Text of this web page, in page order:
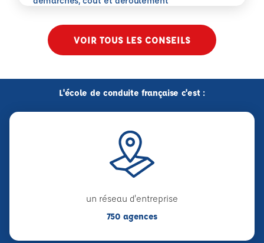
VOIR TOUS LES CONSEILS
L'école de conduite française c'est :
un réseau d'entreprise
750 agences